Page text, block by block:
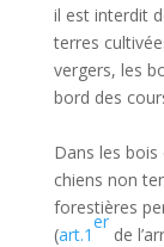
il est interdit
terres
vergers, les
bord des
Dans les
chiens non
forestières
(art.1
er
de